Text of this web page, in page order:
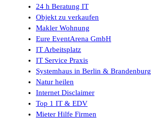
24 h Beratung IT
Objekt zu verkaufen
Makler Wohnung
Eure EventArena GmbH
IT Arbeitsplatz
IT Service Praxis
Systemhaus in Berlin & Brandenburg
Natur heilen
Internet Disclaimer
Top 1 IT & EDV
Mieter Hilfe Firmen